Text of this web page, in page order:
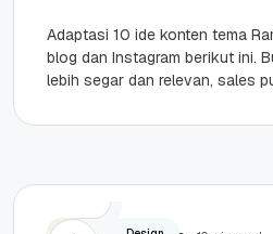
Adaptasi 10 ide konten tema
blog dan Instagram berikut ini.
lebih segar dan relevan, sales